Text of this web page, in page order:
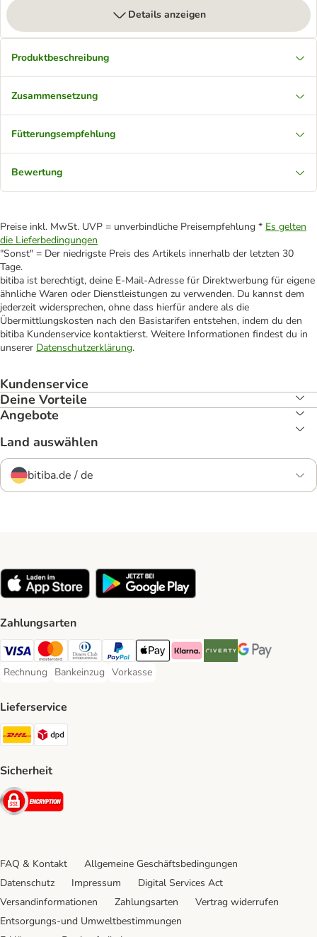
Details anzeigen
Produktbeschreibung
Zusammensetzung
Fütterungsempfehlung
Bewertung
Preise inkl. MwSt. UVP = unverbindliche Preisempfehlung * Es gelten
die Lieferbedingungen
"Sonst" = Der niedrigste Preis des Artikels innerhalb der letzten 30
Tage.
bitiba ist berechtigt, deine E-Mail-Adresse für Direktwerbung für eigene
ähnliche Waren oder Dienstleistungen zu verwenden. Du kannst dem
jederzeit widersprechen, ohne dass hierfür andere als die
Übermittlungskosten nach den Basistarifen entstehen, indem du den
bitiba Kundenservice kontaktierst. Weitere Informationen findest du in
unserer Datenschutzerklärung.
Kundenservice
Deine Vorteile
Angebote
Land auswählen
bitiba.de / de
Zahlungsarten
Visa Payment Method
Mastercard Payment Method
Diners Club Payment Method
PayPal Payment Method
Apple Pay Payment Method
Klarna Payment Method
Riverty Payment Method
Google Pay
Rechnung
Rechnung Payment Method
Bankeinzug
Bankeinzug Payment Method
Vorkasse
Vorkasse Payment Method
Lieferservice
DHL Shipping Method
Sicherheit
Security
FAQ & Kontakt
Allgemeine Geschäftsbedingungen
Datenschutz
Impressum
Digital Services Act
Versandinformationen
Zahlungsarten
Vertrag widerrufen
Entsorgungs-und Umweltbestimmungen